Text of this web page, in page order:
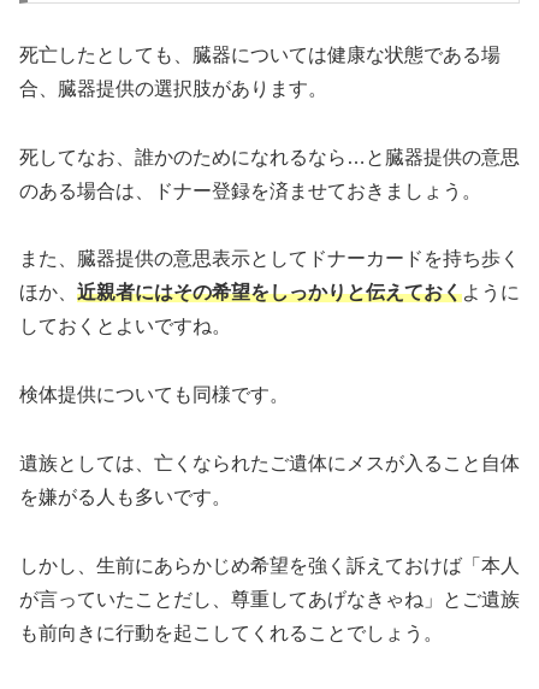
死亡したとしても、臓器については健康な状態である場
合、臓器提供の選択肢があります。
死してなお、誰かのためになれるなら…と臓器提供の意思
のある場合は、ドナー登録を済ませておきましょう。
また、臓器提供の意思表示としてドナーカードを持ち歩く
ほか、 近親者にはその希望をしっかりと伝えておくように
しておくとよいですね。
検体提供についても同様です。
遺族としては、亡くなられたご遺体にメスが入ること自体
を嫌がる人も多いです。
しかし、生前にあらかじめ希望を強く訴えておけば「本人
が言っていたことだし、尊重してあげなきゃね」とご遺族
も前向きに行動を起こしてくれることでしょう。